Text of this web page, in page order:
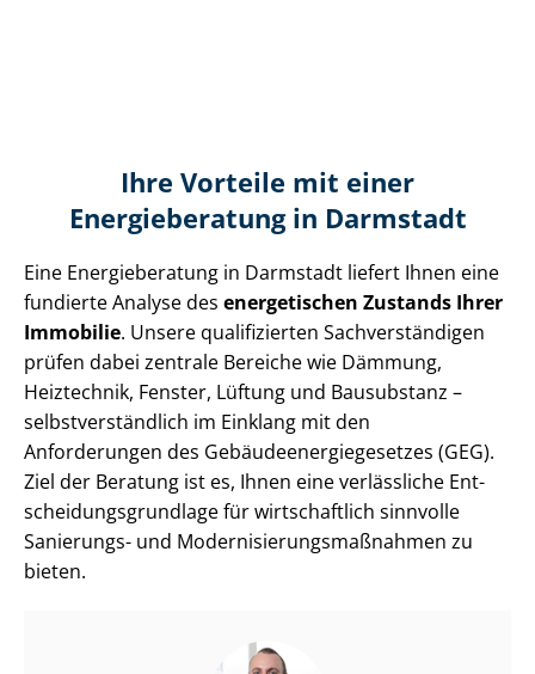
Ihre Vorteile mit einer
Energieberatung in Darmstadt
Eine Energieberatung in Darmstadt liefert Ihnen eine
fundierte Analyse des energetischen Zustands Ihrer
Immobilie. Unsere qualifizierten Sach­ver­stän­di­gen
prüfen dabei zentrale Bereiche wie Dämmung,
Heiztechnik, Fenster, Lüftung und Bausubstanz –
selbst­ver­ständ­lich im Einklang mit den
Anforderungen des Ge­bäu­de­en­er­gie­ge­set­zes (GEG).
Ziel der Beratung ist es, Ihnen eine verlässliche Ent­
schei­dungs­grund­la­ge für wirtschaftlich sinnvolle
Sanierungs- und Mo­der­ni­sie­rungs­maß­nah­men zu
bieten.